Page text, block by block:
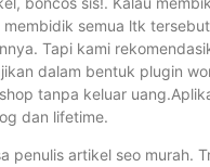
semua ltk
Tapi kami
dalam bentuk plugin
tanpa keluar
dan lifetime.
penulis artikel seo murah.